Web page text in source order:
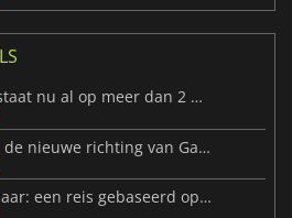
Resident Evil Veronica staat nu al op meer dan 2 miljoen verlanglijstjes
Beast of Reincarnation: de nieuwe richting van Game Freak
Big Walk is nu verkrijgbaar: een reis gebaseerd op vriendschap